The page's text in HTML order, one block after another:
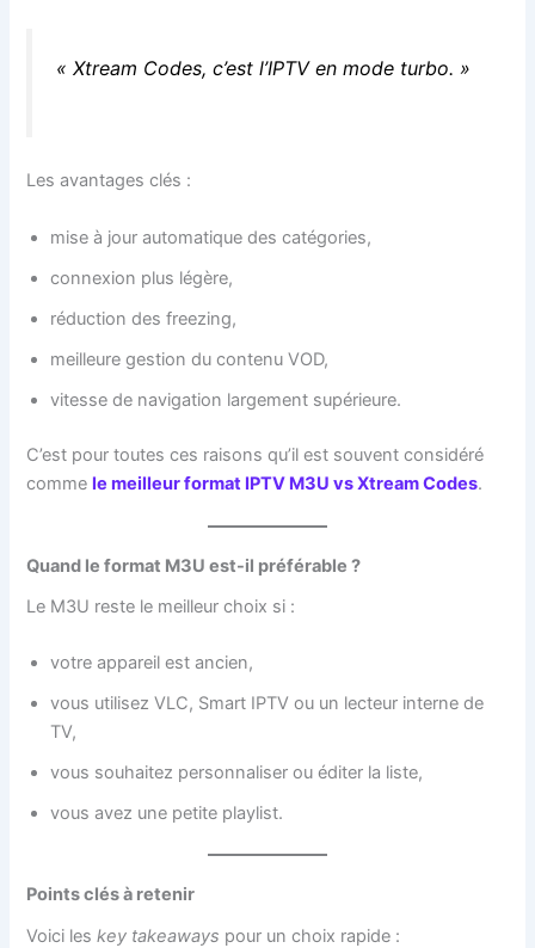
« Xtream Codes, c’est l’IPTV en mode turbo. »
Les avantages clés :
mise à jour automatique des catégories,
connexion plus légère,
réduction des freezing,
meilleure gestion du contenu VOD,
vitesse de navigation largement supérieure.
C’est pour toutes ces raisons qu’il est souvent considéré
commele meilleur format IPTV M3U vs Xtream Codes.
Quand le format M3U est-il préférable ?
Le M3U reste le meilleur choix si :
votre appareil est ancien,
vous utilisez VLC, Smart IPTV ou un lecteur interne de
TV,
vous souhaitez personnaliser ou éditer la liste,
vous avez une petite playlist.
Points clés à retenir
Voici leskey takeaways pour un choix rapide :